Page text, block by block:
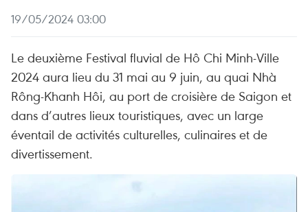
19/05/2024 03:00
Le deuxième Festival fluvial de Hô Chi Minh-Ville
2024 aura lieu du 31 mai au 9 juin, au quai Nhà
Rông-Khanh Hôi, au port de croisière de Saigon et
dans d’autres lieux touristiques, avec un large
éventail de activités culturelles, culinaires et de
divertissement.